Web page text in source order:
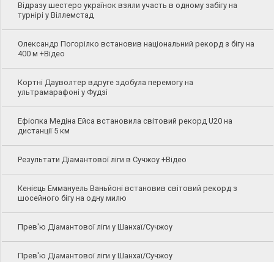
Відразу шестеро українок взяли участь в одному забігу на
турнірі у Віллемстад
Олександр Погорілко встановив національний рекорд з бігу на
400 м +Відео
Кортні Дауволтер вдруге здобула перемогу на
ультрамарафоні у Фудзі
Ефіопка Медіна Ейса встановила світовий рекорд U20 на
дистанції 5 км
Результати Діамантової ліги в Сучжоу +Відео
Кенієць Еммануель Ваньйоні встановив світовий рекорд з
шосейного бігу на одну милю
Прев'ю Діамантової ліги у Шанхаї/Сучжоу
Прев'ю Діамантової ліги у Шанхаї/Сучжоу